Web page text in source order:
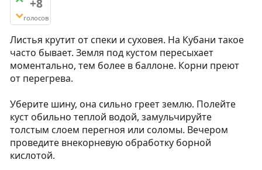
голосов
Листья крутит от спеки и суховея. На Кубани такое
часто бывает. Земля под кустом пересыхает
моментально, тем более в баллоне. Корни преют
от перегрева.
Уберите шину, она сильно греет землю. Полейте
куст обильно теплой водой, замульчируйте
толстым слоем перегноя или соломы. Вечером
проведите внекорневую обработку борной
кислотой.